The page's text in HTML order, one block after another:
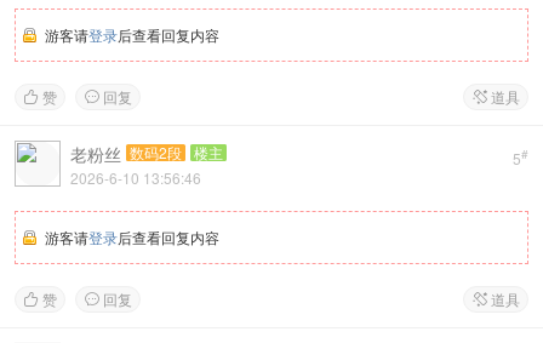
游客请登录后查看回复内容
 赞  回复  道具
5#
老粉丝 数码2段 楼主
2026-6-10 13:56:46
游客请登录后查看回复内容
 赞  回复  道具